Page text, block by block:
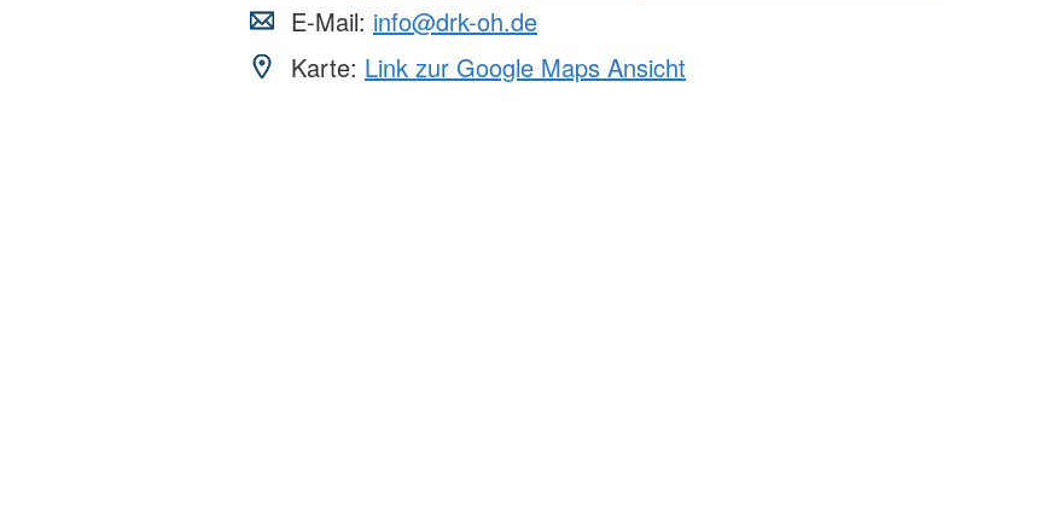
E-Mail: info@drk-oh.de
Karte: Link zur Google Maps Ansicht